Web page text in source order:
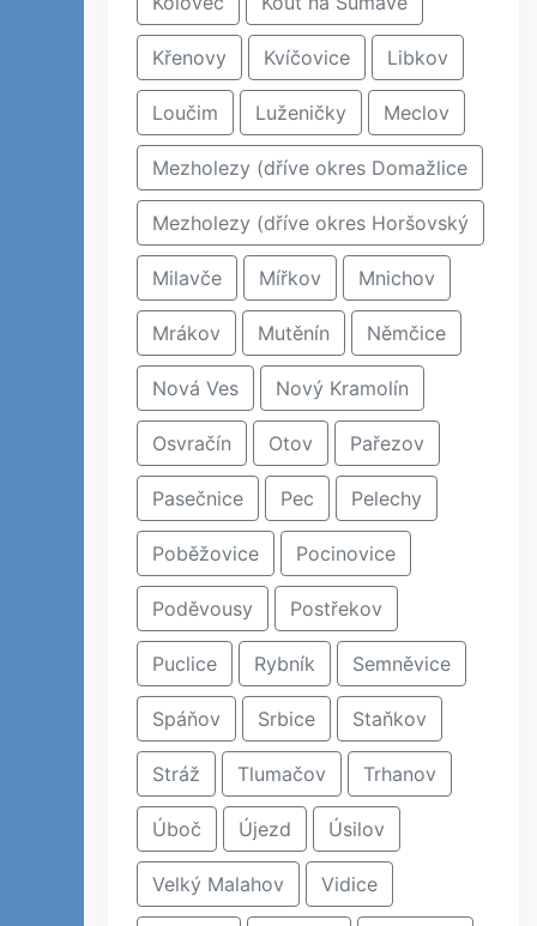
Křenovy Kvíčovice Libkov
Loučim Luženičky Meclov
Mezholezy (dříve okres Domažlice
Mezholezy (dříve okres Horšovský
Milavče Mířkov Mnichov
Mrákov Mutěnín Němčice
Nová Ves Nový Kramolín
Osvračín Otov Pařezov
Pasečnice Pec Pelechy
Poběžovice Pocinovice
Poděvousy Postřekov
Puclice Rybník Semněvice
Spáňov Srbice Staňkov
Stráž Tlumačov Trhanov
Úboč Újezd Úsilov
Velký Malahov Vidice